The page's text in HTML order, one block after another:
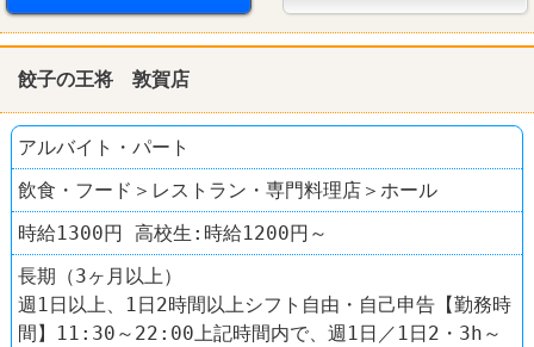
餃子の王将 敦賀店
アルバイト・パート
飲食・フード＞レストラン・専門料理店＞ホール
時給1300円 高校生:時給1200円～
長期（3ヶ月以上）
週1日以上、1日2時間以上シフト自由・自己申告【勤務時
間】11:30～22:00上記時間内で、週1日／1日2・3h～